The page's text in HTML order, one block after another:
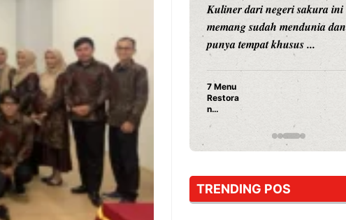
menguntungkan? Nah, itulah ...
Dari Iseng Jadi Cuan: Kisah
TUM_ATUL yang Ubah
Hampers Jadi Bisnis Kece
Kuliner dari negeri sakura ini
memang sudah mendunia dan
punya tempat khusus ...
7 Menu
Restora
n
yang
Dicoba,
Cuma
Sushi!
TRENDING POS